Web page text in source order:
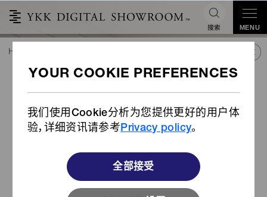
我们使用Cookie分析为您提供更好的用户体
验，详细资讯请参考Privacy policy。
全部接受
搜索 MENU
FlexFix®定制3D按扣帽和徽章
HOME